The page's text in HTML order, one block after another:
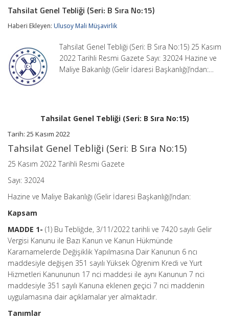
Tebliği
B
No:15)
için
Tahsilat Genel Tebliği (Seri: B Sıra No:15)
Haberi Ekleyen: Ulusoy Mali Müşavirlik
Tahsilat Genel Tebliği (Seri: B Sıra No:15) 25 Kasım
2022 Tarihli Resmi Gazete Sayı: 32024 Hazine ve
Maliye Bakanlığı (Gelir İdaresi Başkanlığı)’ndan:…
Tahsilat Genel Tebliği (Seri: B Sıra No:15)
Tarih: 25 Kasım 2022
Tahsilat Genel Tebliği (Seri: B Sıra No:15)
25 Kasım 2022 Tarihli Resmi Gazete
Sayı: 32024
Hazine ve Maliye Bakanlığı (Gelir İdaresi Başkanlığı)’ndan:
Kapsam
MADDE 1- (1) Bu Tebliğde, 3/11/2022 tarihli ve 7420 sayılı Gelir
Vergisi Kanunu ile Bazı Kanun ve Kanun Hükmünde
Kararnamelerde Değişiklik Yapılmasına Dair Kanunun 6 ncı
maddesiyle değişen 351 sayılı Yüksek Öğrenim Kredi ve Yurt
Hizmetleri Kanununun 17 nci maddesi ile aynı Kanunun 7 nci
maddesiyle 351 sayılı Kanuna eklenen geçici 7 nci maddenin
uygulamasına dair açıklamalar yer almaktadır.
Tanımlar